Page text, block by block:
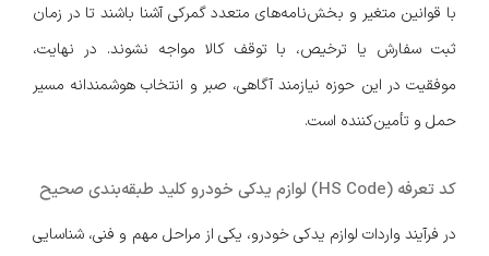
با قوانین متغیر و بخش‌نامه‌های متعدد گمرکی آشنا باشند تا در زمان
ثبت سفارش یا ترخیص، با توقف کالا مواجه نشوند. در نهایت،
موفقیت در این حوزه نیازمند آگاهی، صبر و انتخاب هوشمندانه مسیر
حمل و تأمین‌کننده است.
کد تعرفه (HS Code) لوازم یدکی خودرو کلید طبقه‌بندی صحیح
در فرآیند واردات لوازم یدکی خودرو، یکی از مراحل مهم و فنی، شناسایی